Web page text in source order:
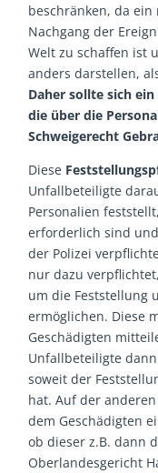
beschränken, da
Nachgang der
Welt zu schaffen ist
anders darstellen,
Daher sollte sich
die über die
Schweigerecht
Diese
Unfallbeteiligte
Personalien
erforderlich sind
der Polizei
nur dazu
um die Feststellung
ermöglichen. Diese
Geschädigten
Unfallbeteiligte
soweit der
hat. Auf der
dem Geschädigten
ob dieser z.B. dann
Oberlandesgericht